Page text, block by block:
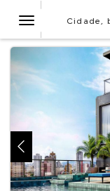
NavegaçãoCidade,